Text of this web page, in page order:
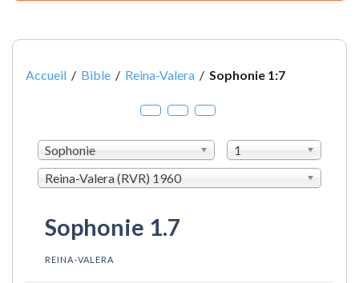
Accueil / Bible / Reina-Valera / Sophonie 1:7
Sophonie
1
Reina-Valera (RVR) 1960
Sophonie 1.7
REINA-VALERA